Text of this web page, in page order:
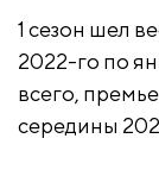
1 сезон шел
2022-го по
всего,
середины